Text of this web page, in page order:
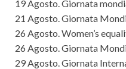
19 Agosto. Giornata
21 Agosto. Giornata
26 Agosto. Women’s
26 Agosto. Giornata
29 Agosto. Giornata